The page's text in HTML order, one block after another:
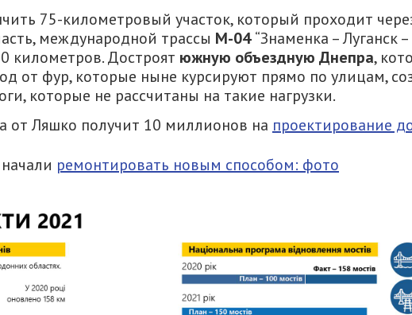
75-километровый участок, который проходит
международной трассы М-04“Знаменка – Луганск
километров. Достроят южную объездную Днепра,
от фур, которые ныне курсируют прямо по улицам,
которые не рассчитаны на такие нагрузки.
от Ляшко получит 10 миллионов на проектирование
ремонтировать новым способом: фото